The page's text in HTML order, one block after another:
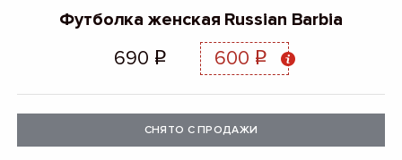
Футболка женская Russian Barbia
690 q 600 q
СНЯТО С ПРОДАЖИ